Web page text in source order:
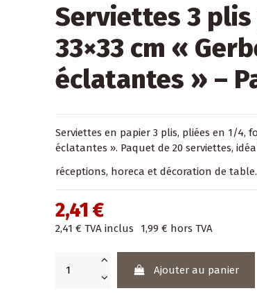
Serviettes 3
33×33 cm «
éclatantes » –
Serviettes en papier 3 plis, pliées en 1/4,
éclatantes ». Paquet de 20 serviettes,
réceptions, horeca et décoration de table.
2,41 €
2,41 € TVA inclus 1,99 € hors TVA
Ajouter au panier